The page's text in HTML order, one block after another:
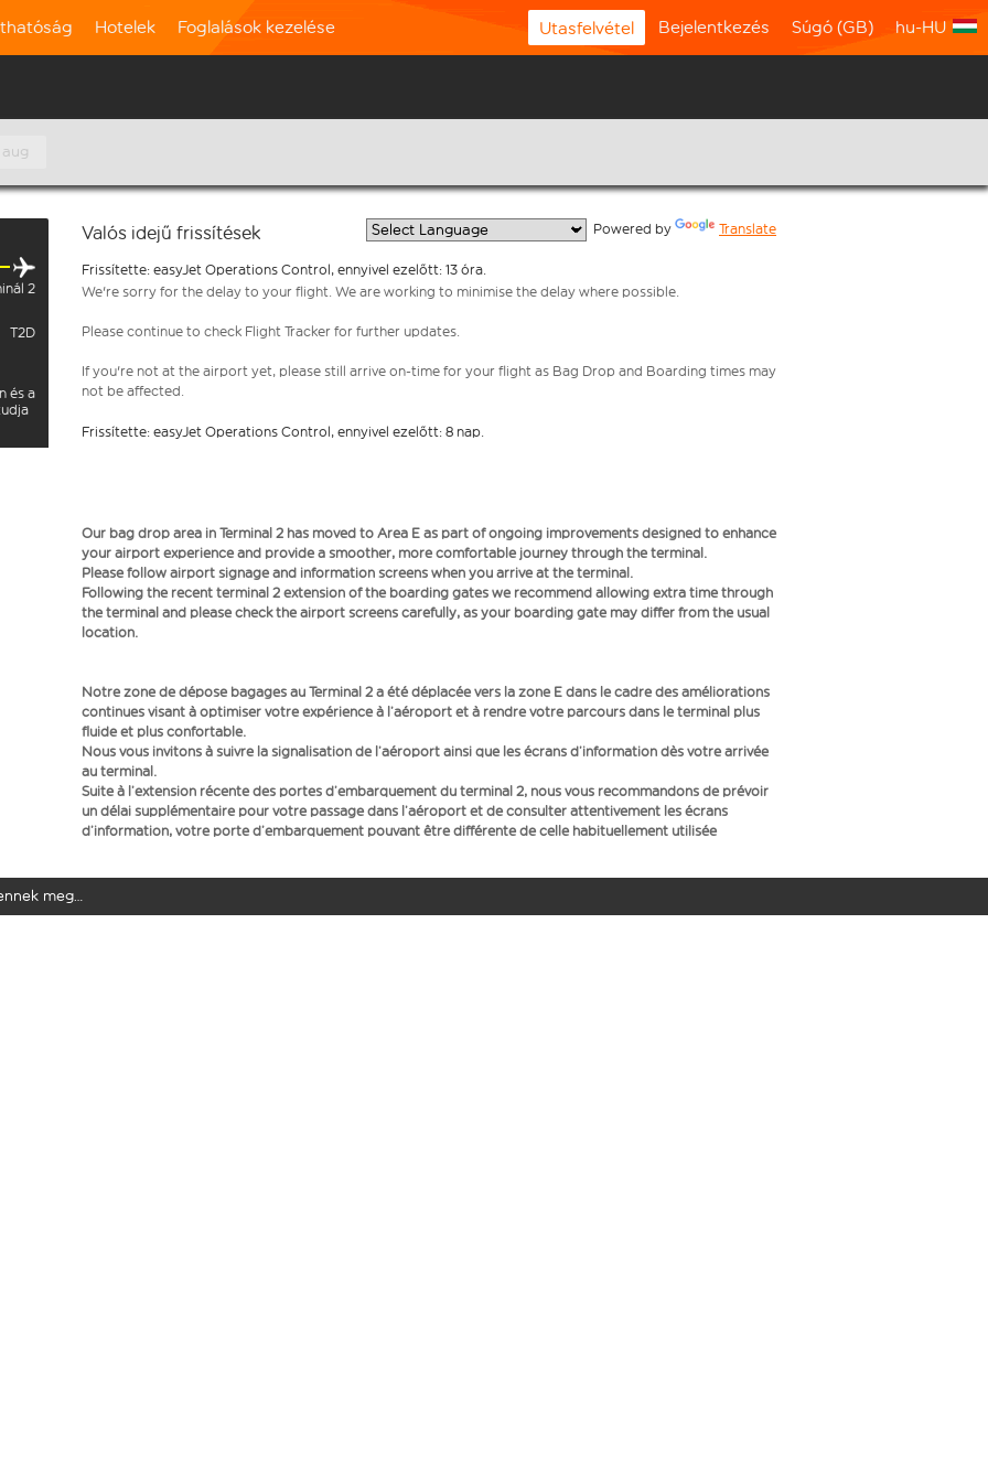
Hotelek Foglalások kezelése Utasfelvétel Bejelentkezés Súgó (GB) hu-HU
2
T2D
és a
Valós idejű frissítések Powered by Translate
Frissítette: easyJet Operations Control, ennyivel ezelőtt: 13 óra.
We're sorry for the delay to your flight. We are working to minimise the delay where possible.
Please continue to check Flight Tracker for further updates.
If you're not at the airport yet, please still arrive on-time for your flight as Bag Drop and Boarding times may
not be affected.
Frissítette: easyJet Operations Control, ennyivel ezelőtt: 8 nap.
Our bag drop area in Terminal 2 has moved to Area E as part of ongoing improvements designed to enhance
your airport experience and provide a smoother, more comfortable journey through the terminal.
Please follow airport signage and information screens when you arrive at the terminal.
Following the recent terminal 2 extension of the boarding gates we recommend allowing extra time through
the terminal and please check the airport screens carefully, as your boarding gate may differ from the usual
location.
Notre zone de dépose bagages au Terminal 2 a été déplacée vers la zone E dans le cadre des améliorations
continues visant à optimiser votre expérience à l’aéroport et à rendre votre parcours dans le terminal plus
fluide et plus confortable.
Nous vous invitons à suivre la signalisation de l’aéroport ainsi que les écrans d’information dès votre arrivée
au terminal.
Suite à l’extension récente des portes d’embarquement du terminal 2, nous vous recommandons de prévoir
un délai supplémentaire pour votre passage dans l’aéroport et de consulter attentivement les écrans
d’information, votre porte d’embarquement pouvant être différente de celle habituellement utilisée
meg…